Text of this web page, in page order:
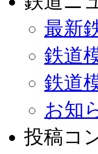
最新
鉄道
鉄道
お知
投稿コ